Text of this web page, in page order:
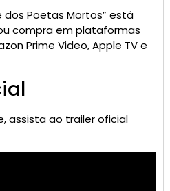
Poetas Mortos” está
compra em plataformas
Prime Video, Apple TV e
assista ao trailer oficial